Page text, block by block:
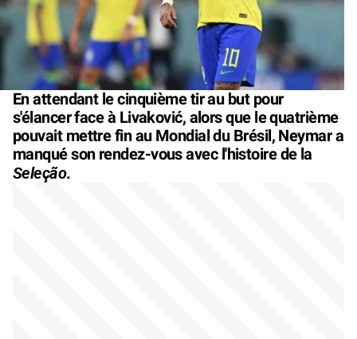
En attendant le cinquième tir au but pour
s'élancer face à Livaković, alors que le quatrième
pouvait mettre fin au Mondial du Brésil, Neymar a
manqué son rendez-vous avec l'histoire de la
Seleção.